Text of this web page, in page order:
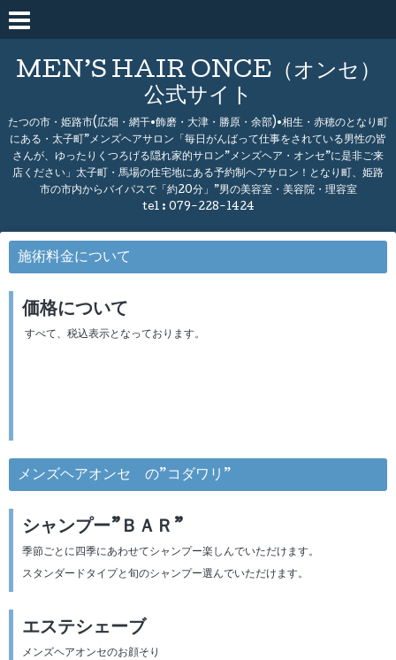
MEN’S HAIR ONCE（オンセ）
公式サイト
たつの市・姫路市(広畑・網干•飾磨・大津・勝原・余部)•相生・赤穂のとなり町
にある・太子町”メンズヘアサロン「毎日がんばって仕事をされている男性の皆
さんが、ゆったりくつろげる隠れ家的サロン”メンズヘア・オンセ”に是非ご来
店ください」太子町・馬場の住宅地にある予約制ヘアサロン！となり町、姫路
市の市内からバイパスで「約20分」”男の美容室・美容院・理容室
tel : 079-228-1424
施術料金について
価格について
すべて、税込表示となっております。
メンズヘアオンセ の”コダワリ”
シャンプー”ＢＡＲ”
季節ごとに四季にあわせてシャンプー楽しんでいただけます。
スタンダードタイプと旬のシャンプー選んでいただけます。
エステシェーブ
メンズヘアオンセのお顔そり